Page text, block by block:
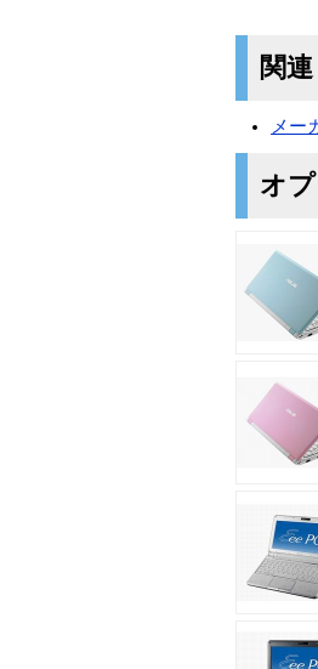
関
メー
オ